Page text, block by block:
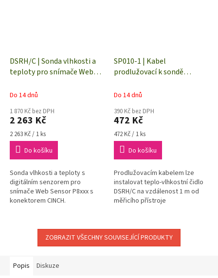
DSRH/C | Sonda vlhkosti a
teploty pro snímače Web
Do 14 dnů
1 870 Kč bez DPH
2 263 Kč
Měrná
cena:
2 263 Kč / 1 ks
Do košíku
Sonda vlhkosti a teploty s
digitálním senzorem pro
snímače Web Sensor P8xxx s
konektorem CINCH.
SP010-1 | Kabel
prodlužovací k sondě
Do 14 dnů
390 Kč bez DPH
472 Kč
Měrná
cena:
472 Kč / 1 ks
Do košíku
Prodlužovacím kabelem lze
instalovat teplo-vlhkostní čidlo
DSRH/C na vzdálenost 1 m od
měřicího přístroje
ZOBRAZIT VŠECHNY SOUVISEJÍCÍ PRODUKTY
Popis Diskuze